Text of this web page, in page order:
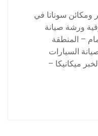
سوناتا في
ورشة صيانة
– المنطقة
السيارات
ميكانيكا –